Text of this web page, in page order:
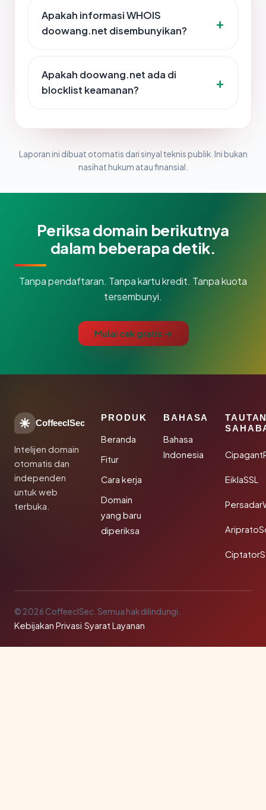
Apakah informasi WHOIS
doowang.net disembunyikan?
Apakah doowang.net ada di
blocklist keamanan?
Laporan ini dibuat otomatis dari sinyal teknis publik. Ini bukan
nasihat hukum atau finansial.
Periksa domain berikutnya
dalam beberapa detik.
Tanpa pendaftaran. Tanpa kartu kredit. Tanpa kuota
tersembunyi.
Mulai cek gratis →
CoffeeclSec
Intelijen domain
otomatis dan
independen
untuk web
terbuka.
PRODUK
Beranda
Fitur
Cara kerja
Domain
yang baru
diperiksa
BAHASA
Bahasa
Indonesia
EiklaSSL
© 2026 CoffeeclSec. Semua hak dilindungi.
Kebijakan Privasi·Syarat Layanan